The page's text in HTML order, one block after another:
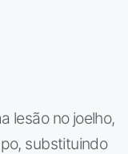
lesão no joelho,
substituindo